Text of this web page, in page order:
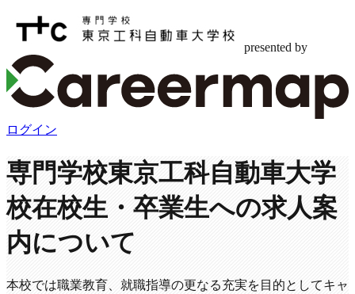
presented by
ログイン
専門学校東京工科自動車大学
校在校生・卒業生への求人案
内について
本校では職業教育、就職指導の更なる充実を目的としてキャ